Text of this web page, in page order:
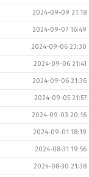
2024-09-09 21:18
2024-09-07 16:49
2024-09-06 23:30
2024-09-06 21:41
2024-09-06 21:36
2024-09-05 21:57
2024-09-03 20:16
2024-09-01 18:19
2024-08-31 19:56
2024-08-30 21:38